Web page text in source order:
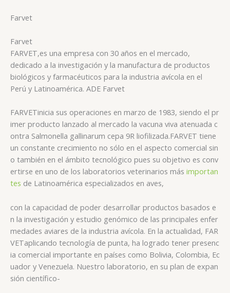
Farvet
Farvet
FARVET,es una empresa con 30 años en el mercado,
dedicado a la investigación y la manufactura de productos
biológicos y farmacéuticos para la industria avícola en el
Perú y Latinoamérica. ADE Farvet
FARVETinicia sus operaciones en marzo de 1983, siendo el pr
imer producto lanzado al mercado la vacuna viva atenuada c
ontra Salmonella gallinarum cepa 9R liofilizada.FARVET tiene
un constante crecimiento no sólo en el aspecto comercial sin
o también en el ámbito tecnológico pues su objetivo es conv
ertirse en uno de los laboratorios veterinarios más importan
tes de Latinoamérica especializados en aves,
con la capacidad de poder desarrollar productos basados e
n la investigación y estudio genómico de las principales enfer
medades aviares de la industria avícola. En la actualidad, FAR
VETaplicando tecnología de punta, ha logrado tener presenc
ia comercial importante en países como Bolivia, Colombia, Ec
uador y Venezuela. Nuestro laboratorio, en su plan de expan
sión científico-